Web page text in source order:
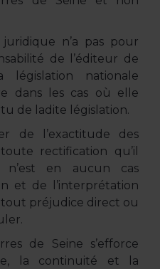
n’a pas pour
de l’éditeur de
nationale
dans les cas où elle
de ladite législation.
de l’exactitude des
rectification qu’il
n’est en aucun cas
et de l’interprétation
préjudice direct ou
de Seine s’efforce
la continuité et la